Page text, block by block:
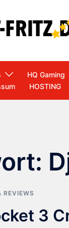
HQ Gaming
HOSTING
REVIEWS
3